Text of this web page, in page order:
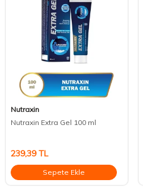
Nutraxin
Nutraxin Extra Gel 100 ml
239,39TL
Sepete Ekle